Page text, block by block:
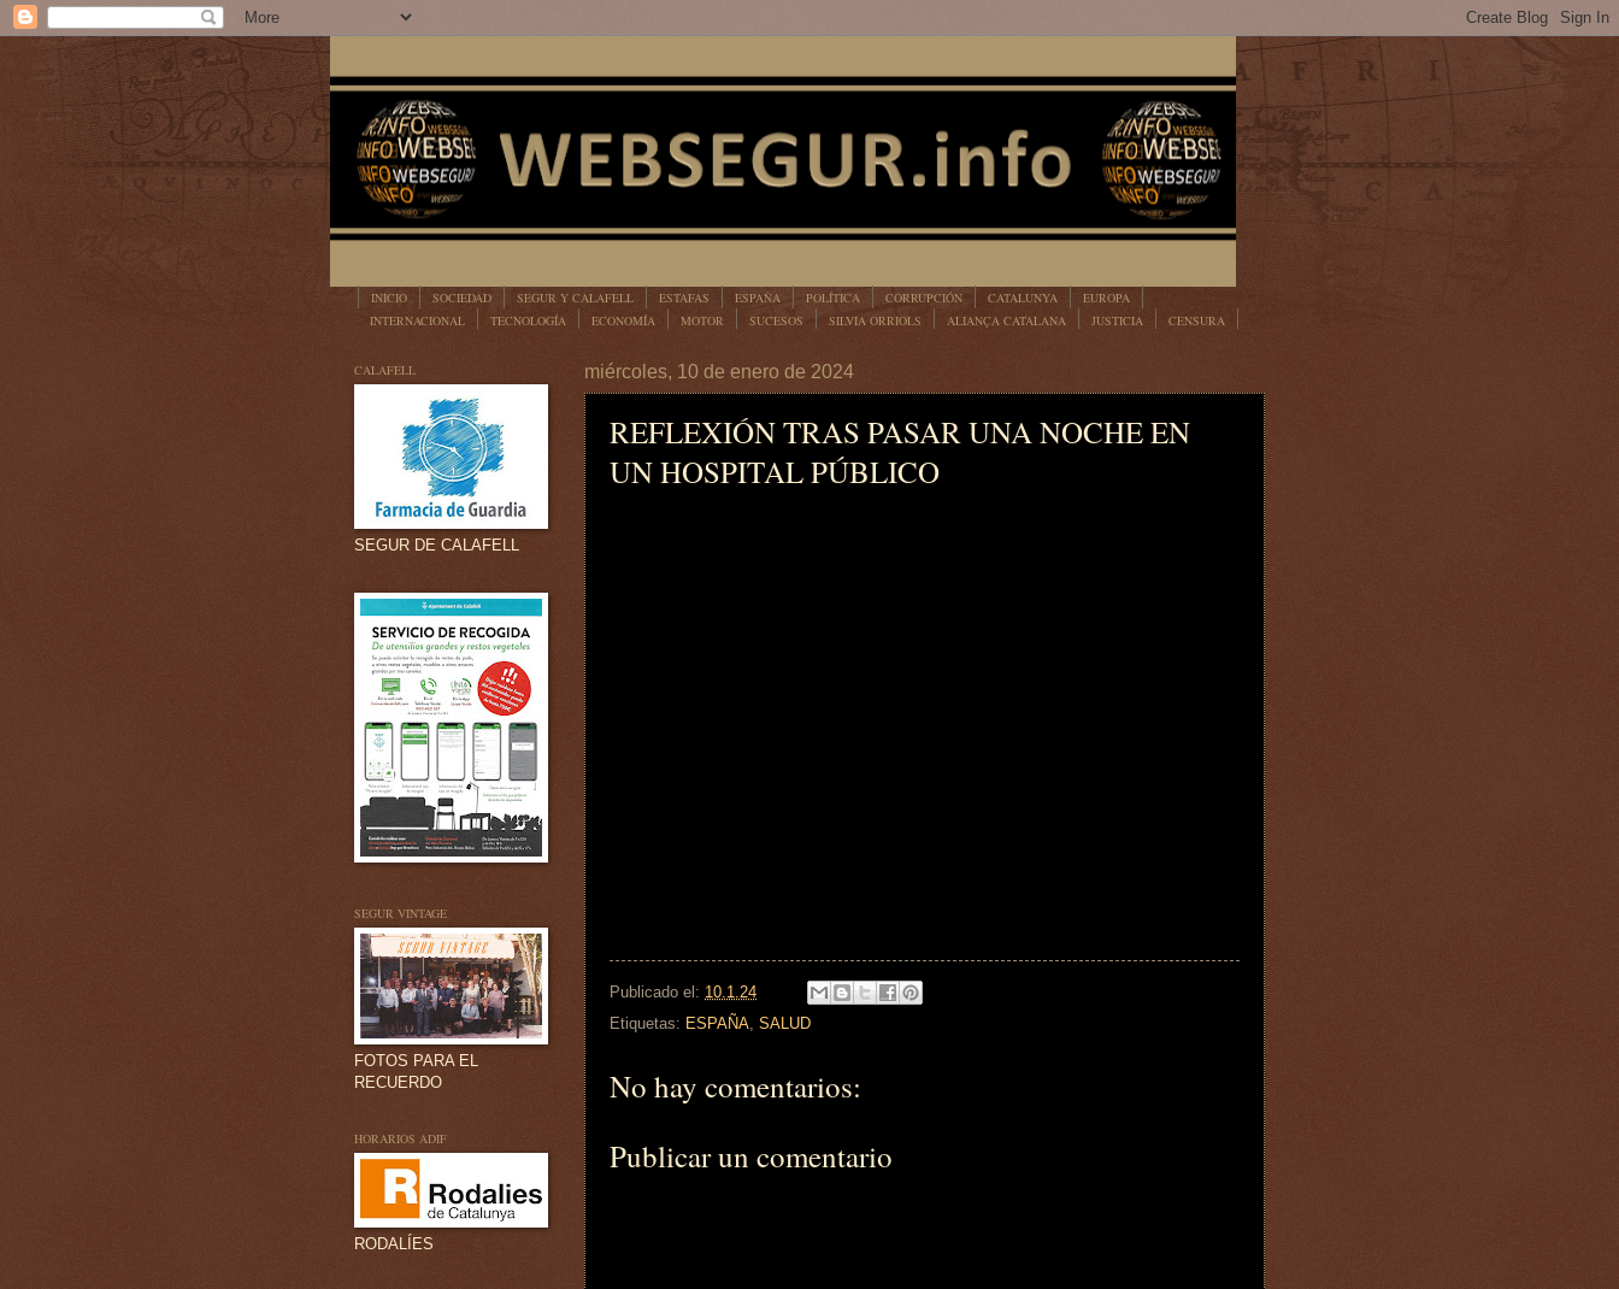
INICIO SOCIEDAD SEGUR Y CALAFELL ESTAFAS ESPAÑA POLÍTICA CORRUPCIÓN CATALUNYA
EUROPA
INTERNACIONAL
TECNOLOGÍA ECONOMÍA MOTOR SUCESOS SILVIA ORRIOLS ALIANÇA CATALANA JUSTICIA
CENSURA
miércoles, 10 de enero de 2024
REFLEXIÓN TRAS PASAR UNA NOCHE EN
UN HOSPITAL PÚBLICO
Publicado el: 10.1.24
Etiquetas: ESPAÑA, SALUD
No hay comentarios:
Publicar un comentario
CALAFELL
SEGUR DE CALAFELL
SEGUR VINTAGE
FOTOS PARA EL
RECUERDO
HORARIOS ADIF
RODALÍES